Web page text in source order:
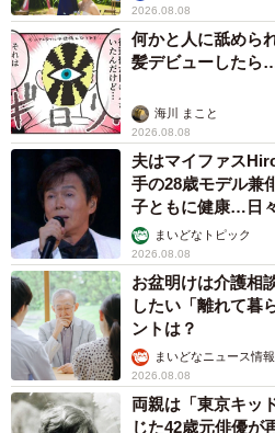
2026.08.08
何かと人に舐めら
髪デビューしたら
海川 まこと
2026.08.08
夫はマイファス
手の28歳モデル兼
子ともに健康…日
まいどなトピック
2026.08.08
お盆明けは介護相
したい「離れて暮
ントは？
まいどなニュース情
2026.08.08
両親は「東京キッ
じた42歳元俳優が